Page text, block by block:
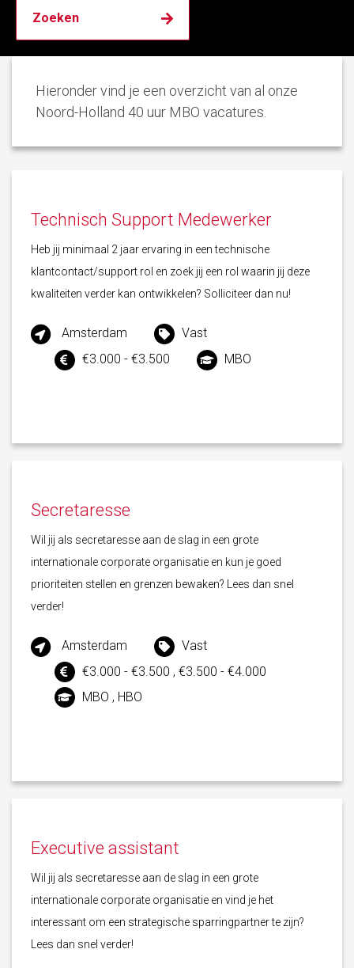
Hieronder vind je een overzicht van al onze
Noord-Holland 40 uur MBO vacatures.
Technisch Support Medewerker
Heb jij minimaal 2 jaar ervaring in een technische
klantcontact/support rol en zoek jij een rol waarin jij deze
kwaliteiten verder kan ontwikkelen? Solliciteer dan nu!
Amsterdam
Vast
€3.000 - €3.500
MBO
Secretaresse
Wil jij als secretaresse aan de slag in een grote
internationale corporate organisatie en kun je goed
prioriteiten stellen en grenzen bewaken? Lees dan snel
verder!
Amsterdam
Vast
€3.000 - €3.500 , €3.500 - €4.000
MBO , HBO
Executive assistant
Wil jij als secretaresse aan de slag in een grote
internationale corporate organisatie en vind je het
interessant om een strategische sparringpartner te zijn?
Lees dan snel verder!